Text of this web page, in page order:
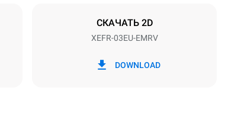
СКАЧАТЬ 2D
XEFR-03EU-EMRV
DOWNLOAD